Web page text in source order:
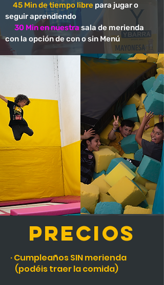
45 Min de tiempo libre para jugar o
seguir aprendiendo
30 Min en nuestrasala de merienda
con la opción de con o sin Menú
precios
· Cumpleaños SIN merienda
(podéis traer la comida)